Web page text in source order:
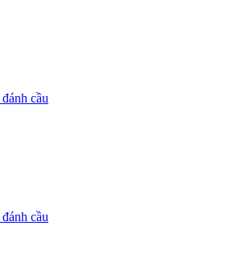
cầu
cầu